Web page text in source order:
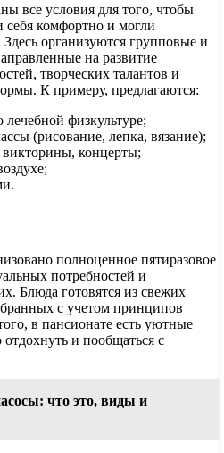
все условия для того, чтобы
комфортно и могли
организуются групповые и
на развитие
творческих талантов и
К примеру, предлагаются:
физкультуре;
(рисование, лепка, вязание);
викторины, концерты;
полноценное пятиразовое
потребностей и
Блюда готовятся из свежих
с учетом принципов
в пансионате есть уютные
и пообщаться с
что это, виды и